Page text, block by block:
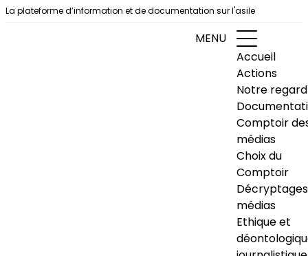
Aller au contenu
La plateforme d’information et de documentation sur l'asile
MENU
Accueil
Actions
Notre regard
Comptoir
médias
Choix du
Comptoir
Décryptages
médias
Ethique et